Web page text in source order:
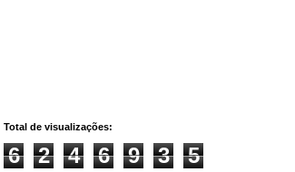
Total de visualizações:
6 2 4 6 9 3 5